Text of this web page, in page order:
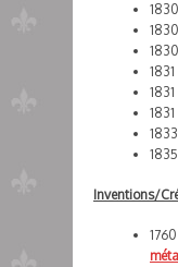
1831
1831
1831
Inventions/